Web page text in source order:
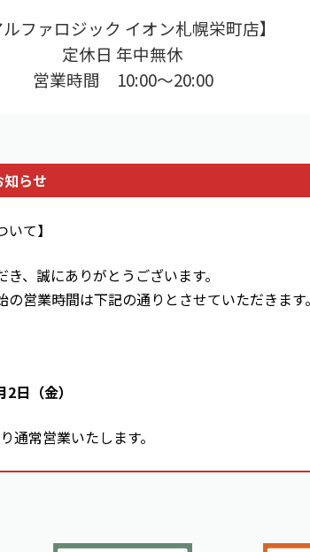
ルファロジック イオン札幌栄町店】
定休日 年中無休
営業時間 10:00～20:00
らせ
て】
、誠にありがとうございます。
営業時間は下記の通りとさせていただきます。
日（金）
常営業いたします。